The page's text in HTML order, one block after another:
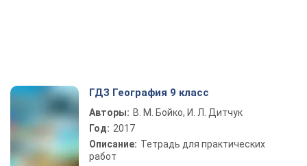
ГДЗ География 9 класс
Авторы: В. М. Бойко, И. Л. Дитчук
Год: 2017
Описание: Тетрадь для практических
работ